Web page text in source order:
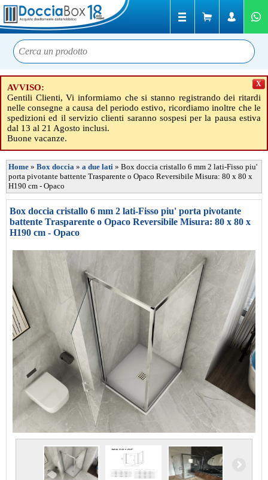
AVVISO:
Gentili Clienti, Vi informiamo che si stanno registrando dei ritardi
nelle consegne a causa del periodo estivo, ricordiamo inoltre che le
spedizioni ed il servizio clienti saranno sospesi per la pausa estiva
dal 13 al 21 Agosto inclusi.
Buone vacanze.
X
Home » Box doccia » a due lati » Box doccia cristallo 6 mm 2 lati-Fisso piu'
porta pivotante battente Trasparente o Opaco Reversibile Misura: 80 x 80 x
H190 cm - Opaco
Box doccia cristallo 6 mm 2 lati-Fisso piu' porta pivotante
battente Trasparente o Opaco Reversibile Misura: 80 x 80 x
H190 cm - Opaco